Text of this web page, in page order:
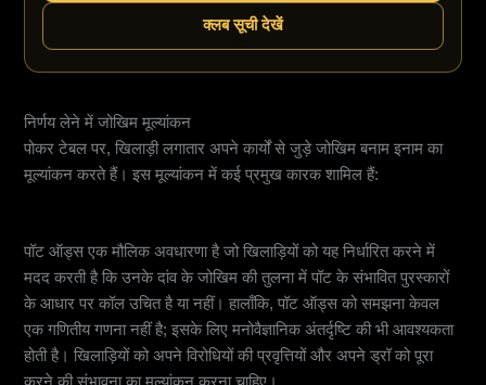
क्लब सूची देखें
निर्णय लेने में जोखिम मूल्यांकन
पोकर टेबल पर, खिलाड़ी लगातार अपने कार्यों से जुड़े जोखिम बनाम इनाम का
मूल्यांकन करते हैं। इस मूल्यांकन में कई प्रमुख कारक शामिल हैं:
पॉट ऑड्स एक मौलिक अवधारणा है जो खिलाड़ियों को यह निर्धारित करने में
मदद करती है कि उनके दांव के जोखिम की तुलना में पॉट के संभावित पुरस्कारों
के आधार पर कॉल उचित है या नहीं। हालाँकि, पॉट ऑड्स को समझना केवल
एक गणितीय गणना नहीं है; इसके लिए मनोवैज्ञानिक अंतर्दृष्टि की भी आवश्यकता
होती है। खिलाड़ियों को अपने विरोधियों की प्रवृत्तियों और अपने ड्रॉ को पूरा